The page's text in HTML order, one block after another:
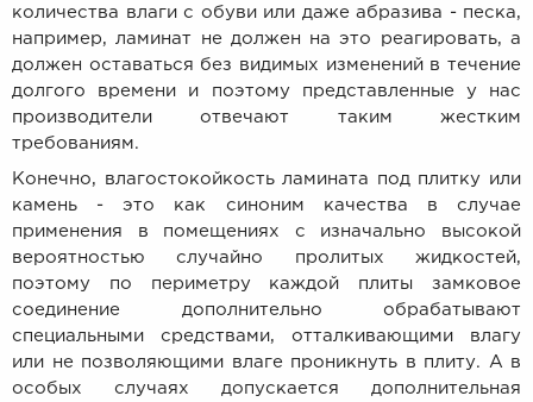
количества влаги с обуви или даже абразива - песка,
например, ламинат не должен на это реагировать, а
должен оставаться без видимых изменений в течение
долгого времени и поэтому представленные у нас
производители отвечают таким жестким
требованиям.
Конечно, влагостокойкость ламината под плитку или
камень - это как синоним качества в случае
применения в помещениях с изначально высокой
вероятностью случайно пролитых жидкостей,
поэтому по периметру каждой плиты замковое
соединение дополнительно обрабатывают
специальными средствами, отталкивающими влагу
или не позволяющими влаге проникнуть в плиту. А в
особых случаях допускается дополнительная